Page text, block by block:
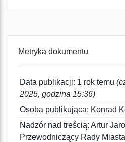
Metryka dokumentu
Data publikacji: 1 rok temu
2025, godzina 15:36)
Osoba publikująca: Konrad
Nadzór nad treścią: Artur
Przewodniczący Rady